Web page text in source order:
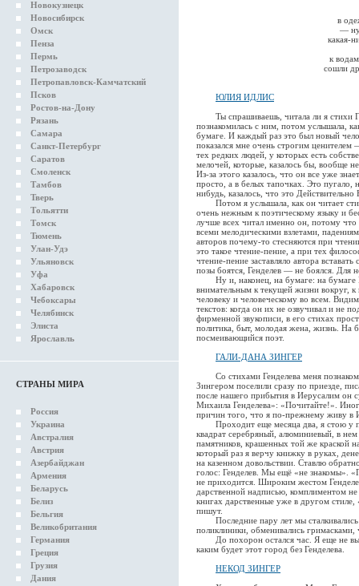
Новокузнецк
Новосибирск
Омск
Пенза
Пермь
Петрозаводск
Петропавловск-Камчатский
Псков
Ростов-на-Дону
Рязань
Самара
Санкт-Петербург
Саратов
Смоленск
Тамбов
Тверь
Тольятти
Томск
Тюмень
Улан-Удэ
Ульяновск
Уфа
Хабаровск
Чебоксары
Челябинск
Элиста
Ярославль
СТРАНЫ МИРА
Россия
Украина
Австралия
Австрия
Азербайджан
Армения
Беларусь
Белиз
Бельгия
Великобритания
Германия
Греция
Грузия
Дания
в
— ну
какая-
к
сошли
ЮЛИЯ ИДЛИС
Ты спрашиваешь, читала ли я стихи
познакомилась с ним, потом услышала,
бумаге. И каждый раз это был новый
показался мне очень строгим
тех редких людей, у которых есть
мелочей, которые, казалось бы, вообще
Из-за этого казалось, что он все уже
просто, а в белых тапочках. Это пугало,
нибудь, казалось, что это Действительно
Потом я услышала, как он читает
очень нежным к поэтическому языку и
лучше всех читал именно он, потому что
всеми мелодическими взлетами,
авторов почему-то стесняются при
это такое чтение-пение, а при тех
чтение-пение заставляло автора
позы боятся, Генделев — не боялся. Для
Ну и, наконец, на бумаге: на бумаге
внимательным к текущей жизни вокруг,
человеку и человеческому во всем.
текстов: когда он их не озвучивал и не
фирменной звукописи, в его стихах
политика, быт, молодая жена, жизнь. На
посмеивающийся поэт.
ГАЛИ-ДАНА ЗИНГЕР
Со стихами Генделева меня
Зингером поселили сразу по приезде,
после нашего прибытия в Иерусалим он
Михаила Генделева»: «Почитайте!».
причин того, что я по-прежнему живу в
Проходит еще месяца два, я стою у
квадрат серебряный, алюминиевый, в
памятников, крашенных той же краской
который раз я верчу книжку в руках,
на казенном довольствии. Ставлю
голос: Генделев. Мы ещё «не знакомы».
не приходится. Широким жестом
дарственной надписью, комплиментом
книгах дарственные уже в другом стиле,
пишут.
Последние пару лет мы сталкивались
поликлиники, обменивались
До похорон остался час. Я еще не
каким будет этот город без Генделева.
НЕКОД ЗИНГЕР